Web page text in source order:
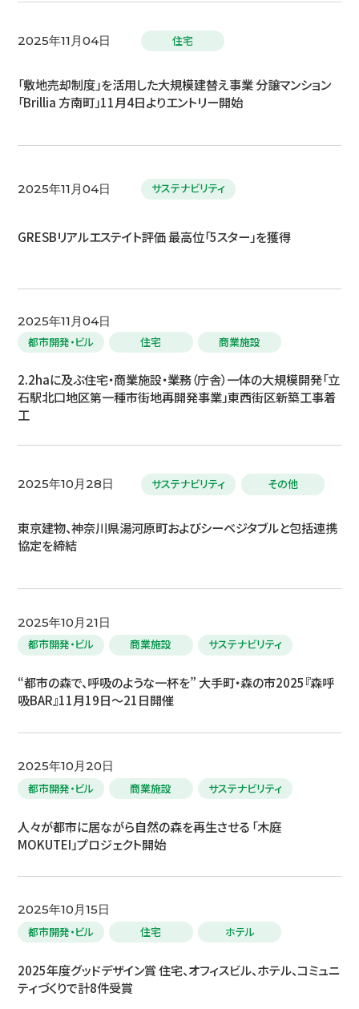
2025年11月04日 住宅
「敷地売却制度」を活用した大規模建替え事業 分譲マンション
「Brillia 方南町」11月4日よりエントリー開始
2025年11月04日 サステナビリティ
GRESBリアルエステイト評価 最高位「5スター」を獲得
2025年11月04日
都市開発・ビル
住宅 商業施設
2.2haに及ぶ住宅・商業施設・業務（庁舎）一体の大規模開発「立
石駅北口地区第一種市街地再開発事業」東西街区新築工事着
工
2025年10月28日 サステナビリティ その他
東京建物、神奈川県湯河原町およびシーベジタブルと包括連携
協定を締結
2025年10月21日
都市開発・ビル
商業施設 サステナビリティ
“都市の森で、呼吸のような一杯を” 大手町・森の市2025『森呼
吸BAR』11月19日～21日開催
2025年10月20日
都市開発・ビル
商業施設 サステナビリティ
人々が都市に居ながら自然の森を再生させる 「木庭
MOKUTEI」プロジェクト開始
2025年10月15日
都市開発・ビル
住宅 ホテル
2025年度グッドデザイン賞 住宅、オフィスビル、ホテル、コミュニ
ティづくりで計8件受賞